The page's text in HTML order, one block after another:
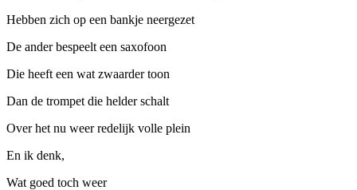
Hebben zich op een bankje neergezet
De ander bespeelt een saxofoon
Die heeft een wat zwaarder toon
Dan de trompet die helder schalt
Over het nu weer redelijk volle plein
En ik denk,
Wat goed toch weer